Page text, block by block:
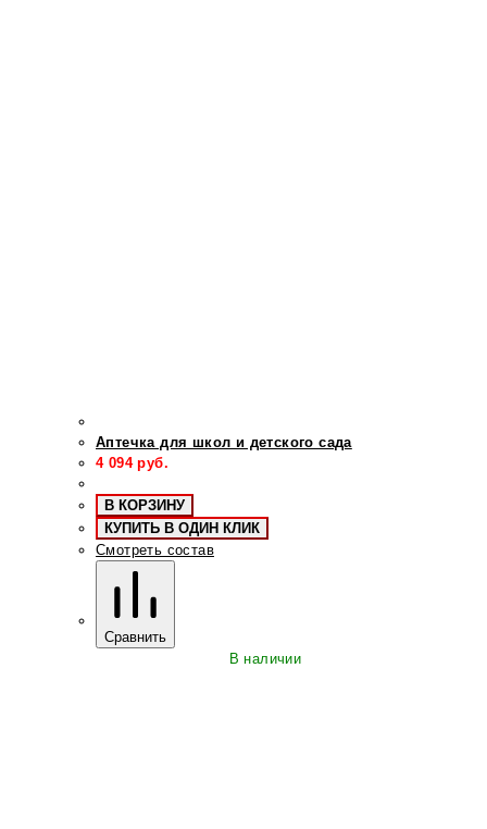
Аптечка для школ и детского сада
4 094руб.
В КОРЗИНУ
КУПИТЬ В ОДИН КЛИК
Смотреть состав
Сравнить
В наличии